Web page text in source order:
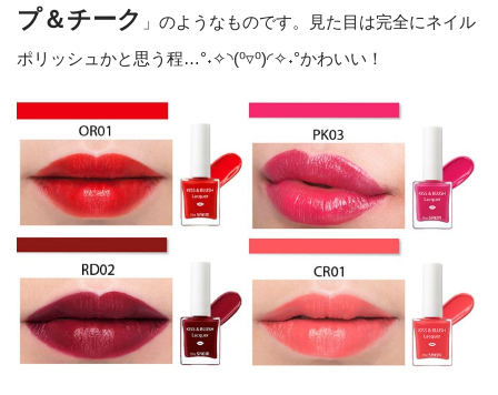
プ＆チーク 」のようなものです。見た目は完全にネイル
ポリッシュかと思う程…°˖✧◝(⁰▿⁰)◜✧˖°かわいい！